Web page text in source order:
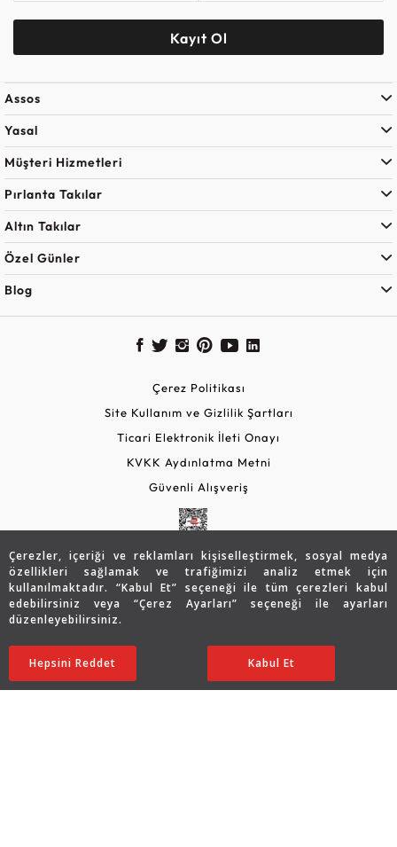
Çerezler, içeriği ve reklamları kişiselleştirmek, sosyal medya
özellikleri sağlamak ve trafiğimizi analiz etmek için
kullanılmaktadır. “Kabul Et” seçeneği ile tüm çerezleri kabul
edebilirsiniz veya “Çerez Ayarları” seçeneği ile ayarları
düzenleyebilirsiniz.
Ayarları Düzenle
Hepsini Reddet Kabul Et
82.543 TL
41.271TL SATIN ALIN
Kayıt Ol
Assos
Yasal
Müşteri Hizmetleri
Pırlanta Takılar
Altın Takılar
Özel Günler
Blog
Çerez Politikası
Site Kullanım ve Gizlilik Şartları
Ticari Elektronik İleti Onayı
KVKK Aydınlatma Metni
Güvenli Alışveriş
Copyright © 2026 Assos Pırlanta - Bu sitenin tüm hakları